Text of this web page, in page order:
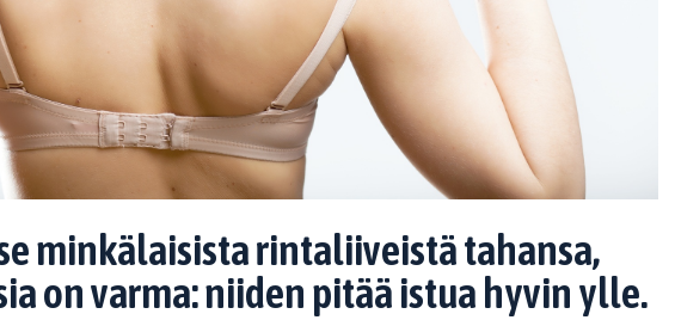
minkälaisista rintaliiveistä tahansa,
on varma: niiden pitää istua hyvin ylle.